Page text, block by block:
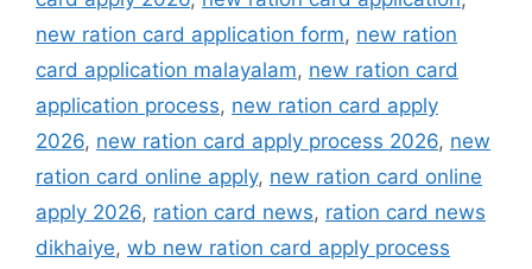
new ration card application form, new ration
card application malayalam, new ration card
application process, new ration card apply
2026, new ration card apply process 2026, new
ration card online apply, new ration card online
apply 2026, ration card news, ration card news
dikhaiye, wb new ration card apply process